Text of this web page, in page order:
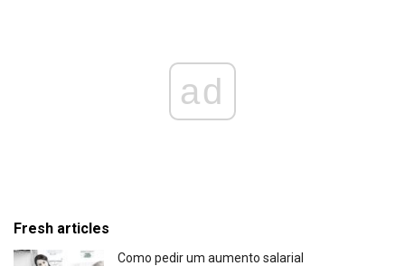
ad
Fresh articles
Como pedir um aumento salarial